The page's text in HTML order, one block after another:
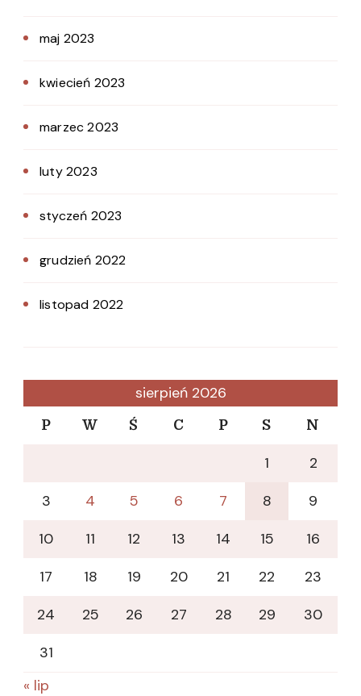
maj 2023
kwiecień 2023
marzec 2023
luty 2023
styczeń 2023
grudzień 2022
listopad 2022
sierpień 2026
P W Ś C P S N
1
2
3
4 5 6 7 8
9
10
11 12 13 14 15
16
17
18 19 20 21 22
23
24
25 26 27 28 29
30
31
« lip